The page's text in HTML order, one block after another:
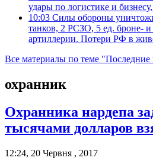
удары по логистике и
10:03 Силы обороны
танков, 2 РСЗО, 5 ед. броне-
артиллерии. Потери РФ в
Все материалы по теме "Последние
охранник
Охранника нардепа
тысячами долларов
12:24, 20 Червня , 2017